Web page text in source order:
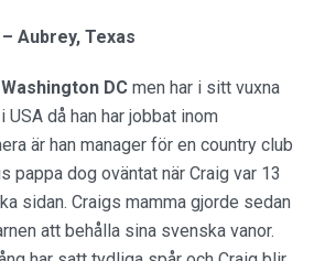
Aubrey, Texas
DC men har i sitt vuxna
då han har jobbat inom
är han manager för en country club
pappa dog oväntat när Craig var 13
sidan. Craigs mamma gjorde sedan
att behålla sina svenska vanor.